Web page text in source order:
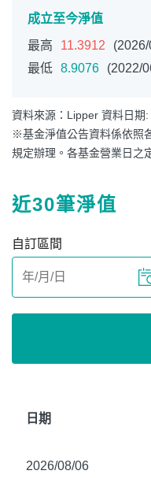
成立至今淨值
最高
11.3912
最低 8.9076 (2022/
資料來源：Lipper 資料日期
※基金淨值公告資料係依照
規定辦理。各基金營業日之
近30筆淨值
自訂區間
日期
2026/08/06